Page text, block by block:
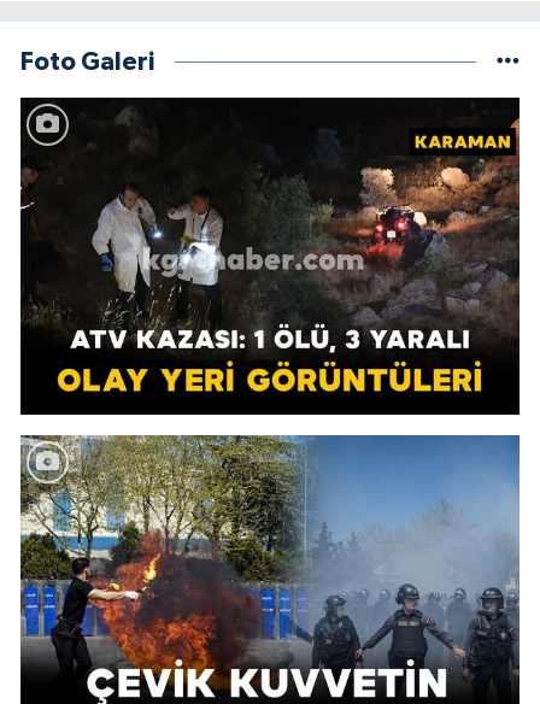
Foto Galeri